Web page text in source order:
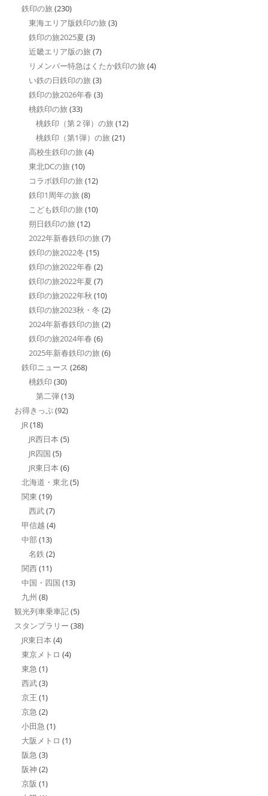
鉄印の旅 (230)
東海エリア版鉄印の旅 (3)
鉄印の旅2025夏 (3)
近畿エリア版の旅 (7)
リメンバー特急はくたか鉄印の旅 (4)
い鉄の日鉄印の旅 (3)
鉄印の旅2026年春 (3)
桃鉄印の旅 (33)
桃鉄印（第２弾）の旅 (12)
桃鉄印（第1弾）の旅 (21)
高校生鉄印の旅 (4)
東北DCの旅 (10)
コラボ鉄印の旅 (12)
鉄印1周年の旅 (8)
こども鉄印の旅 (10)
朔日鉄印の旅 (12)
2022年新春鉄印の旅 (7)
鉄印の旅2022冬 (15)
鉄印の旅2022年春 (2)
鉄印の旅2022年夏 (7)
鉄印の旅2022年秋 (10)
鉄印の旅2023秋・冬 (2)
2024年新春鉄印の旅 (2)
鉄印の旅2024年春 (6)
2025年新春鉄印の旅 (6)
鉄印ニュース (268)
桃鉄印 (30)
第二弾(13)
お得きっぷ(92)
JR(18)
JR西日本 (5)
JR四国 (5)
JR東日本 (6)
北海道・東北(5)
関東 (19)
西武(7)
甲信越 (4)
中部 (13)
名鉄 (2)
関西(11)
中国・四国 (13)
九州 (8)
観光列車乗車記(5)
スタンプラリー (38)
JR東日本 (4)
東京メトロ (4)
東急 (1)
西武(3)
京王 (1)
京急 (2)
小田急 (1)
大阪メトロ (1)
阪急 (3)
阪神 (2)
京阪 (1)